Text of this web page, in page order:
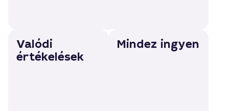
Valódi
értékelések
Mindez ingyen